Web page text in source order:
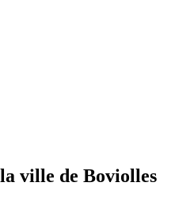
ville de Boviolles